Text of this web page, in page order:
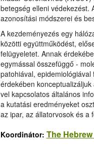
betegség elleni védekezést.
azonosítási módszerei és
A kezdeményezés egy
közötti együttműködést,
felügyeletet. Annak
egymással összefüggő -
patohiával,
érdekében
vel kapcsolatos általános
a kutatási eredményeket
az ipar, az állatorvosok és a
Koordinátor: The